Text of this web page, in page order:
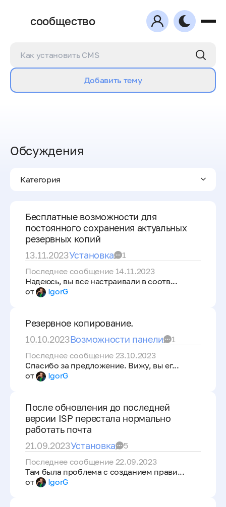
сообщество
Добавить тему
Обсуждения
Категория
Бесплатные возможности для
постоянного сохранения актуальных
резервных копий
13.11.2023Установка
1
Последнее сообщение 14.11.2023
Надеюсь, вы все настраивали в соотв...
от
IgorG
Резервное копирование.
10.10.2023Возможности панели
1
Последнее сообщение 23.10.2023
Спасибо за предложение. Вижу, вы ег...
от
IgorG
После обновления до последней
версии ISP перестала нормально
работать почта
21.09.2023Установка
5
Последнее сообщение 22.09.2023
Там была проблема с созданием прави...
от
IgorG